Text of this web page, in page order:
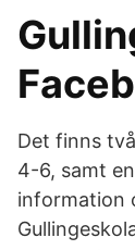
Det finns
4-6, samt
information